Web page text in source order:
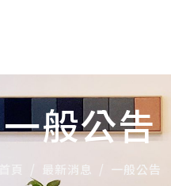
一般公告
最新消息 / 一般公告